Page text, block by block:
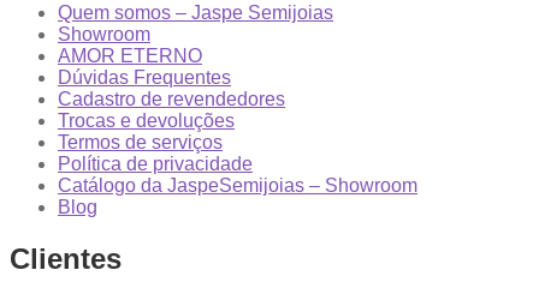
Quem somos – Jaspe Semijoias
Showroom
AMOR ETERNO
Dúvidas Frequentes
Cadastro de revendedores
Trocas e devoluções
Termos de serviços
Política de privacidade
Catálogo da JaspeSemijoias – Showroom
Blog
Clientes